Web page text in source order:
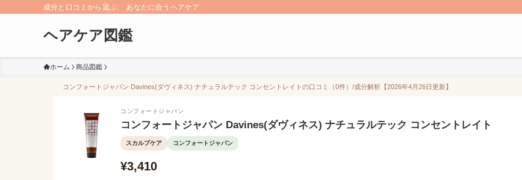
成分と口コミから選ぶ、 あなたに合うヘアケア
ヘアケア図鑑
ホーム 商品図鑑
コンフォートジャパン Davines(ダヴィネス) ナチュラルテック コンセントレイトの口コミ（0件）/成分解析【2026年4月26日更新】
コンフォートジャパン
コンフォートジャパン Davines(ダヴィネス) ナチュラルテック コンセントレイト
スカルプケア コンフォートジャパン
¥3,410